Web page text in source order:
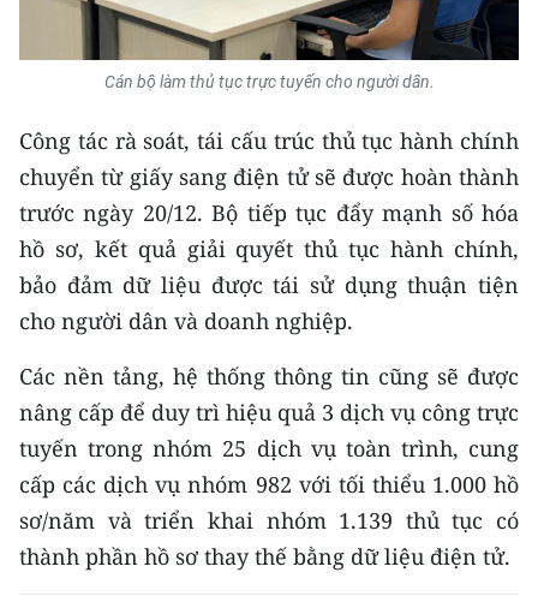
Chuyên trang Hà Nội
Chuyên trang TP. Hồ Chí Minh
CHUYÊN ĐỀ
CÁC CHUYÊN TRANG
VỀ BÁO NHÂN DÂN
THỜI NAY
NHÂN DÂN CUỐI TUẦN
NHÂN DÂN HẰNG THÁNG
MUA BÁO
ĐỌC BÁO IN
Cán bộ làm thủ tục trực tuyến cho người dân.
Công tác rà soát, tái cấu trúc thủ tục hành chính
chuyển từ giấy sang điện tử sẽ được hoàn thành
trước ngày 20/12. Bộ tiếp tục đẩy mạnh số hóa
hồ sơ, kết quả giải quyết thủ tục hành chính,
bảo đảm dữ liệu được tái sử dụng thuận tiện
cho người dân và doanh nghiệp.
Các nền tảng, hệ thống thông tin cũng sẽ được
nâng cấp để duy trì hiệu quả 3 dịch vụ công trực
tuyến trong nhóm 25 dịch vụ toàn trình, cung
cấp các dịch vụ nhóm 982 với tối thiểu 1.000 hồ
sơ/năm và triển khai nhóm 1.139 thủ tục có
thành phần hồ sơ thay thế bằng dữ liệu điện tử.